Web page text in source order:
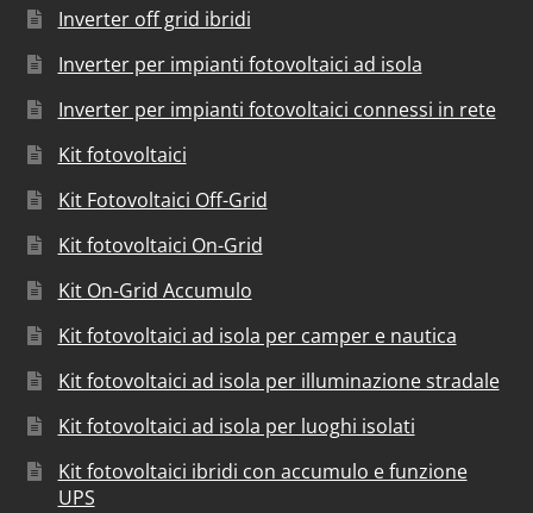
Inverter off grid ibridi
Inverter per impianti fotovoltaici ad isola
Inverter per impianti fotovoltaici connessi in rete
Kit fotovoltaici
Kit Fotovoltaici Off-Grid
Kit fotovoltaici On-Grid
Kit On-Grid Accumulo
Kit fotovoltaici ad isola per camper e nautica
Kit fotovoltaici ad isola per illuminazione stradale
Kit fotovoltaici ad isola per luoghi isolati
Kit fotovoltaici ibridi con accumulo e funzione
UPS